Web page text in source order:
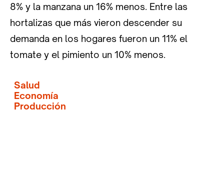
8% y la manzana un 16% menos. Entre las
hortalizas que más vieron descender su
demanda en los hogares fueron un 11% el
tomate y el pimiento un 10% menos.
Salud
Economía
Producción